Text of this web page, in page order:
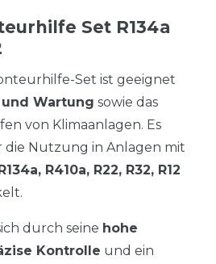
Set R134a
Set ist geeignet
und Wartung sowie das
von Klimaanlagen. Es
Nutzung in Anlagen mit
R410a, R22, R32, R12
durch seine hohe
Kontrolle und ein